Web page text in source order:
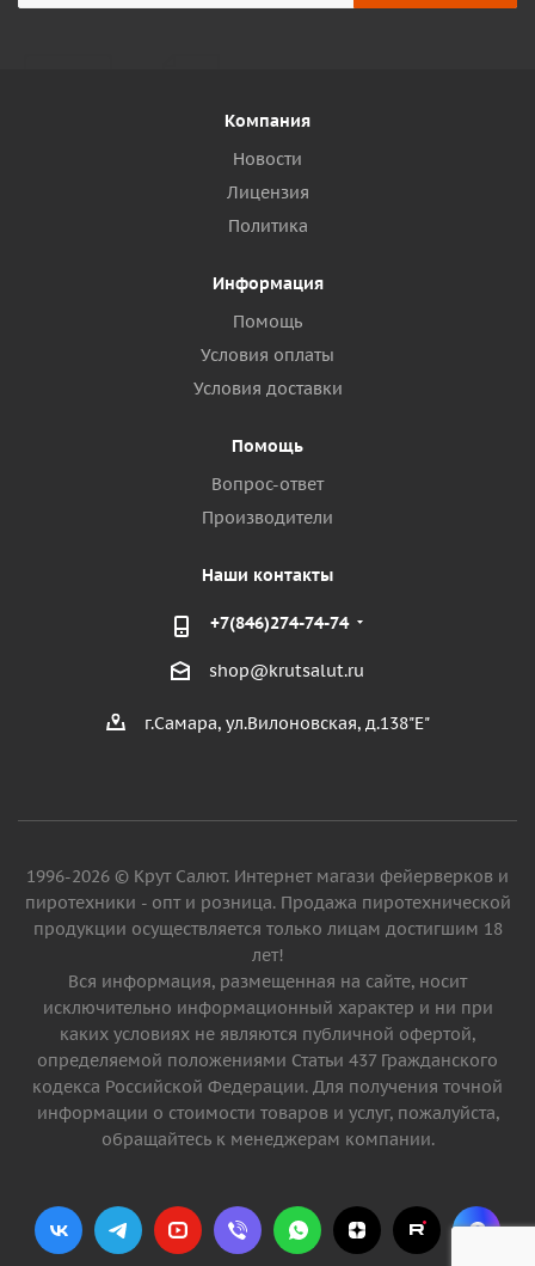
Компания
Новости
Лицензия
Политика
Информация
Помощь
Условия оплаты
Условия доставки
Помощь
Вопрос-ответ
Производители
Наши контакты
+7(846)274-74-74
shop@krutsalut.ru
г.Самара, ул.Вилоновская, д.138"Е"
1996-2026 © Крут Салют. Интернет магази фейерверков и
пиротехники - опт и розница. Продажа пиротехнической
продукции осуществляется только лицам достигшим 18
лет!
Вся информация, размещенная на сайте, носит
исключительно информационный характер и ни при
каких условиях не являются публичной офертой,
определяемой положениями Статьи 437 Гражданского
кодекса Российской Федерации. Для получения точной
информации о стоимости товаров и услуг, пожалуйста,
обращайтесь к менеджерам компании.